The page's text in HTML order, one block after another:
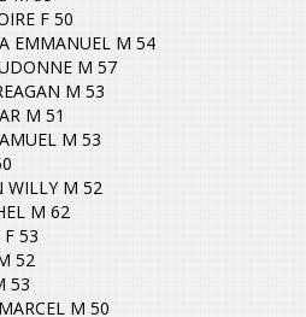
F 50
EMMANUEL M 54
M 57
M 53
M 51
M 53
WILLY M 52
M 62
53
52
53
M 50